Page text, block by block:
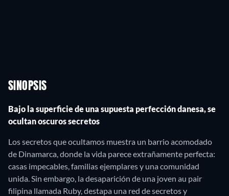
SINOPSIS
Bajo la superficie de una supuesta perfección danesa, se
ocultan oscuros secretos
Los secretos que ocultamos muestra un barrio acomodado
de Dinamarca, donde la vida parece extrañamente perfecta:
casas impecables, familias ejemplares y una comunidad
unida. Sin embargo, la desaparición de una joven au pair
filipina llamada Ruby, destapa una red de secretos y